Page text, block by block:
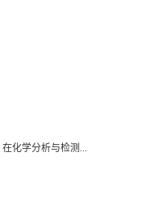
在化学分析与检测...